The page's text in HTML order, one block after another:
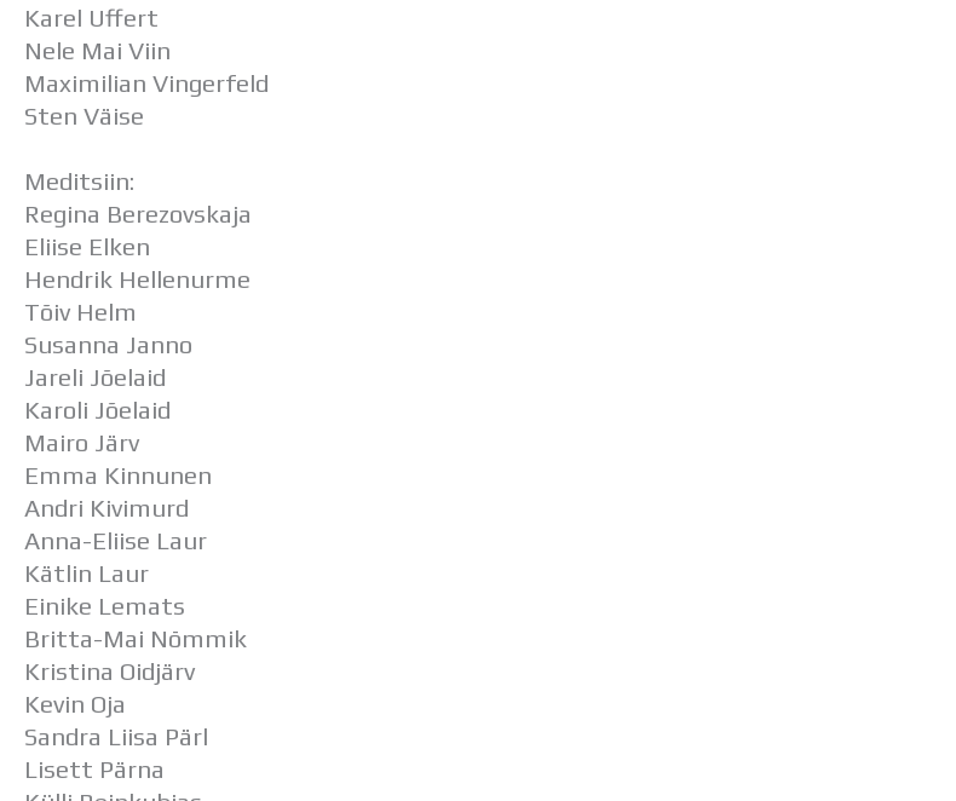
Karel Uffert
Nele Mai Viin
Maximilian Vingerfeld
Sten Väise
Meditsiin:
Regina Berezovskaja
Eliise Elken
Hendrik Hellenurme
Tõiv Helm
Susanna Janno
Jareli Jõelaid
Karoli Jõelaid
Mairo Järv
Emma Kinnunen
Andri Kivimurd
Anna-Eliise Laur
Kätlin Laur
Einike Lemats
Britta-Mai Nōmmik
Kristina Oidjärv
Kevin Oja
Sandra Liisa Pärl
Lisett Pärna